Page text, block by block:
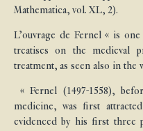
Mathematica, vol. XL, 2).
L’ouvrage de Fernel « is
treatises on the medieval
treatment, as seen also in the
« Fernel (1497-1558),
medicine, was first
evidenced by his first